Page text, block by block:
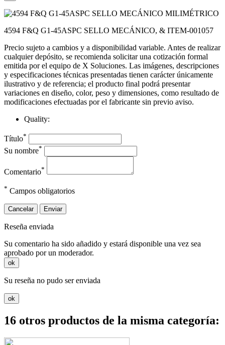
4594 F&Q G1-45ASPC SELLO MECÁNICO, & ITEM-001057
Precio sujeto a cambios y a disponibilidad variable. Antes de realizar
cualquier depósito, se recomienda solicitar una cotización formal
emitida por el equipo de X Soluciones. Las imágenes, descripciones
y especificaciones técnicas presentadas tienen carácter únicamente
ilustrativo y de referencia; el producto final podrá presentar
variaciones en diseño, color, peso y dimensiones, como resultado de
modificaciones efectuadas por el fabricante sin previo aviso.
Quality:
Título*
Su nombre*
Comentario*
* Campos obligatorios
Cancelar Enviar
Reseña enviada
Su comentario ha sido añadido y estará disponible una vez sea
aprobado por un moderador.
ok
Su reseña no pudo ser enviada
ok
16 otros productos de la misma categoría: